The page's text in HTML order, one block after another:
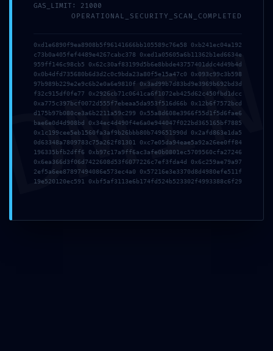
ᲘᲐᲤᲘ ᲐᲕᲘᲐᲑᲘᲚᲔᲗᲔᲑᲘ
ლარნაკას ავიაბილეთები
მილანის ავიაბილეთები
GAS_LIMIT: 21000
OPERATIONAL_SECURITY_SCAN_COMPLETED
0xd1e6890f9ea8908b5f96141666bb105589c76e58 0xb241ec04a192
c73b0a405fef4489e4267cabc378 0xed1a05605a6b11362b1ed6634e
959ff146c98cb5 0x62c30af83199d5b6e8bbde43757401ddc4d49b4d
0x0b4dfd735680b6d3d2c0c9bda23a80f5e15a47c0 0x093c99c3b598
97b989b229e2e9c6b2e0a6e9810f 0x3ad99b7d83bd9e3969b692bd3d
f32c915df0fe77 0x2926cb71c0641ca6f1072eb425d62c450fbd1dcc
0xa775c397bcf0072d555f7ebeaa5da953f516d66b 0x12b6f7572bcd
d175b97b080ce3a6b2211a59c299 0x55a8d608e3966f55d1f5d6fae6
bae6e0d4d908bd 0x34ec4d490f4e6a0e944047f022bd365165bf7885
0x1c199cee5eb1560fa3af9b26bbb80b749651990d 0x2afd863e1da5
0d63348a7809783c75a262f81301 0xc7e05da94eae5a92a26ee0ff84
196335bfb2dff6 0xb97c17a9ff6ac3afe0b0801ec5709560cfa27246
0x6ea366d3f06d7422608d53f6077226c7ef3fda4d 0x6c259ae79a97
2ef5a6ee87897494086e573ec4a0 0x57216e3e3370d8d4980efe511f
19e520120ec591 0xbf5af3113e6b174fd524b523302f4993388c6f29